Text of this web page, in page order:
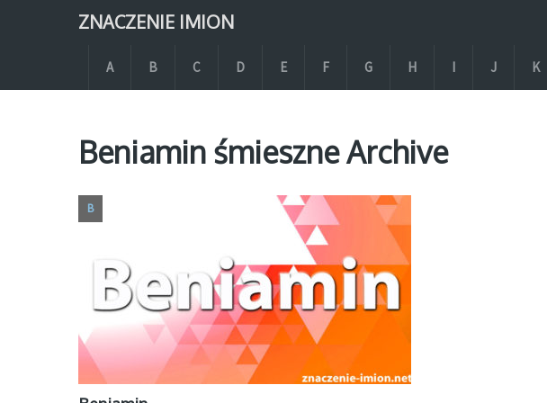
ZNACZENIE IMION
A B C D E F G H I J K
Beniamin śmieszne Archive
B